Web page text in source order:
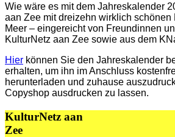
Wie wäre es mit dem Jahreskalender
aan Zee mit dreizehn wirklich schönen
Meer – eingereicht von Freundinnen
KulturNetz aan Zee sowie aus dem
Hier können Sie den Jahreskalender
erhalten, um ihn im Anschluss
herunterladen und zuhause
Copyshop ausdrucken zu lassen.
KulturNetz aan
Zee